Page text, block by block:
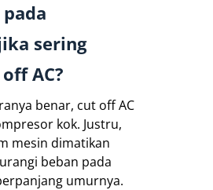
sering
AC?
benar, cut off AC
kok. Justru,
mesin dimatikan
beban pada
umurnya.